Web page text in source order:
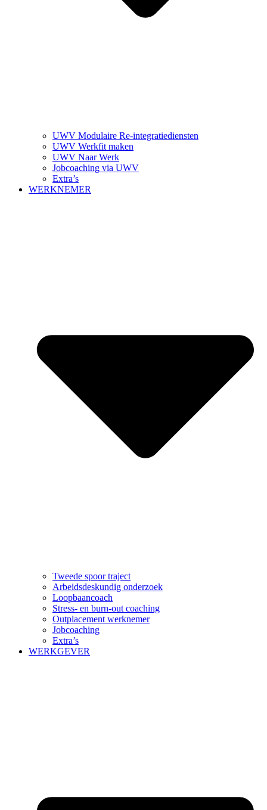
UWV Modulaire Re-integratiediensten
UWV Werkfit maken
UWV Naar Werk
Jobcoaching via UWV
Extra’s
WERKNEMER
Tweede spoor traject
Arbeidsdeskundig onderzoek
Loopbaancoach
Stress- en burn-out coaching
Outplacement werknemer
Jobcoaching
Extra’s
WERKGEVER